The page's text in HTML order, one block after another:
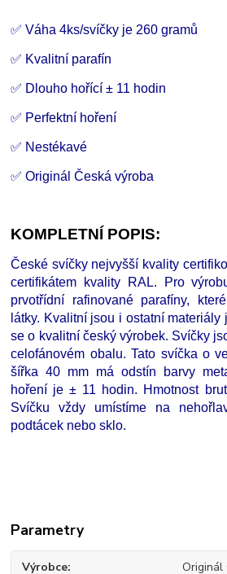
✅ Váha 4ks/svíčky je 260 gramů
✅ Kvalitní parafín
✅ Dlouho hořící± 11 hodin
✅ Perfektní hoření
✅ Nestékavé
✅ Originál Česká výroba
KOMPLETNÍ POPIS:
České svíčky nejvyšší kvality
certifikátem kvality RAL. Pro
prvotřídní rafinované parafíny,
látky. Kvalitní jsou i ostatní materiály
se o kvalitní český výrobek. Svíčky
celofánovém obalu. Tato svíčka o
šířka 40 mm má odstín barvy
hoření je± 11 hodin. Hmotnost
Svíčku vždy umístíme na
podtácek nebo sklo.
Parametry
Výrobce Originál